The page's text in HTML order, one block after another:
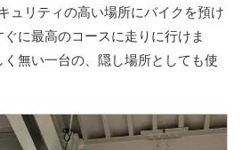
ュリティの高い場所にバイクを預け
に最高のコースに走りに行けま
無い一台の、隠し場所としても使